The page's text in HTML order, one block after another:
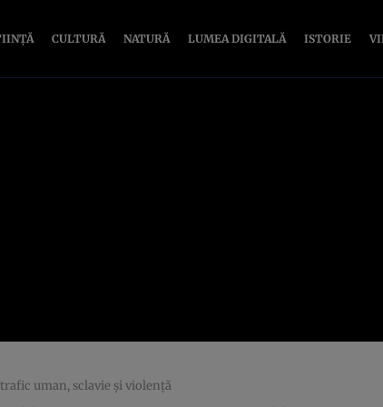
CULTURĂ NATURĂ LUMEA DIGITALĂ ISTORIE
uman, sclavie şi violenţă